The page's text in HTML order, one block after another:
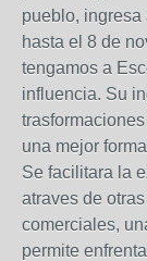
pueblo, ingresa
hasta el 8 de
tengamos a
influencia. Su
una mejor
Se facilitara la
atraves de
comerciales,
permite